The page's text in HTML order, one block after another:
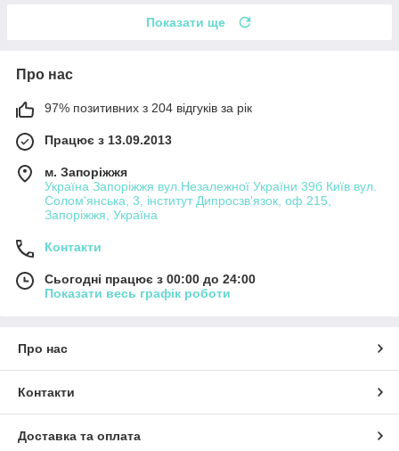
Показати ще
Про нас
97% позитивних з 204 відгуків за рік
Працює з 13.09.2013
м. Запоріжжя
Україна Запоріжжя вул.Незалежної України 39б Київ вул.
Солом'янська, 3, інститут Дипросзв'язок, оф 215,
Запоріжжя, Україна
Контакти
Сьогодні працює з 00:00 до 24:00
Показати весь графік роботи
Про нас
Контакти
Доставка та оплата